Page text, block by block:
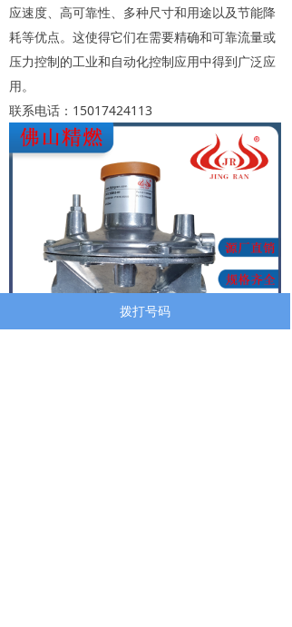
拨打号码
应速度、高可靠性、多种尺寸和用途以及节能降
耗等优点。这使得它们在需要精确和可靠流量或
压力控制的工业和自动化控制应用中得到广泛应
用。
联系电话：15017424113